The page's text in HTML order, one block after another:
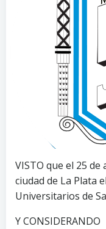
VISTO que el 25
ciudad de La Plata
Universitarios de
Y CONSIDERANDO